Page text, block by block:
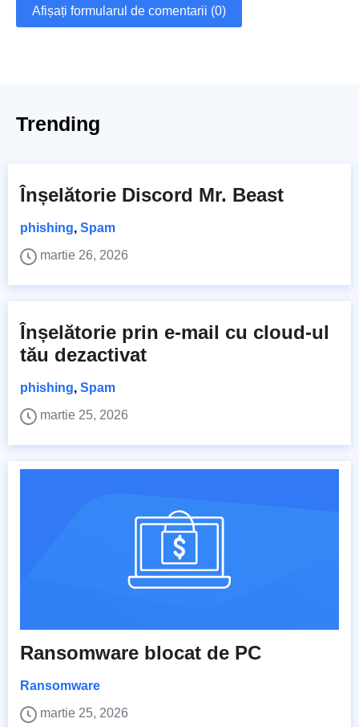
Afișați formularul de comentarii (0)
Trending
Înșelătorie Discord Mr. Beast
phishing, Spam
martie 26, 2026
Înșelătorie prin e-mail cu cloud-ul
tău dezactivat
phishing, Spam
martie 25, 2026
Ransomware blocat de PC
Ransomware
martie 25, 2026